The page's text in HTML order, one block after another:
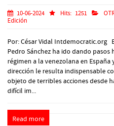
10-06-2024 Hits: 1251
Edición
Por: César Vidal Intdemocratic.org
Pedro Sánchez ha ido dando
régimen a la venezolana en
dirección le resulta indispensable
objeto de terribles acciones desde
difícil im...
Read more